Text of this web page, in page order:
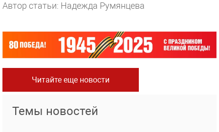
Автор статьи: Надежда Румянцева
Читайте еще новости
Темы новостей